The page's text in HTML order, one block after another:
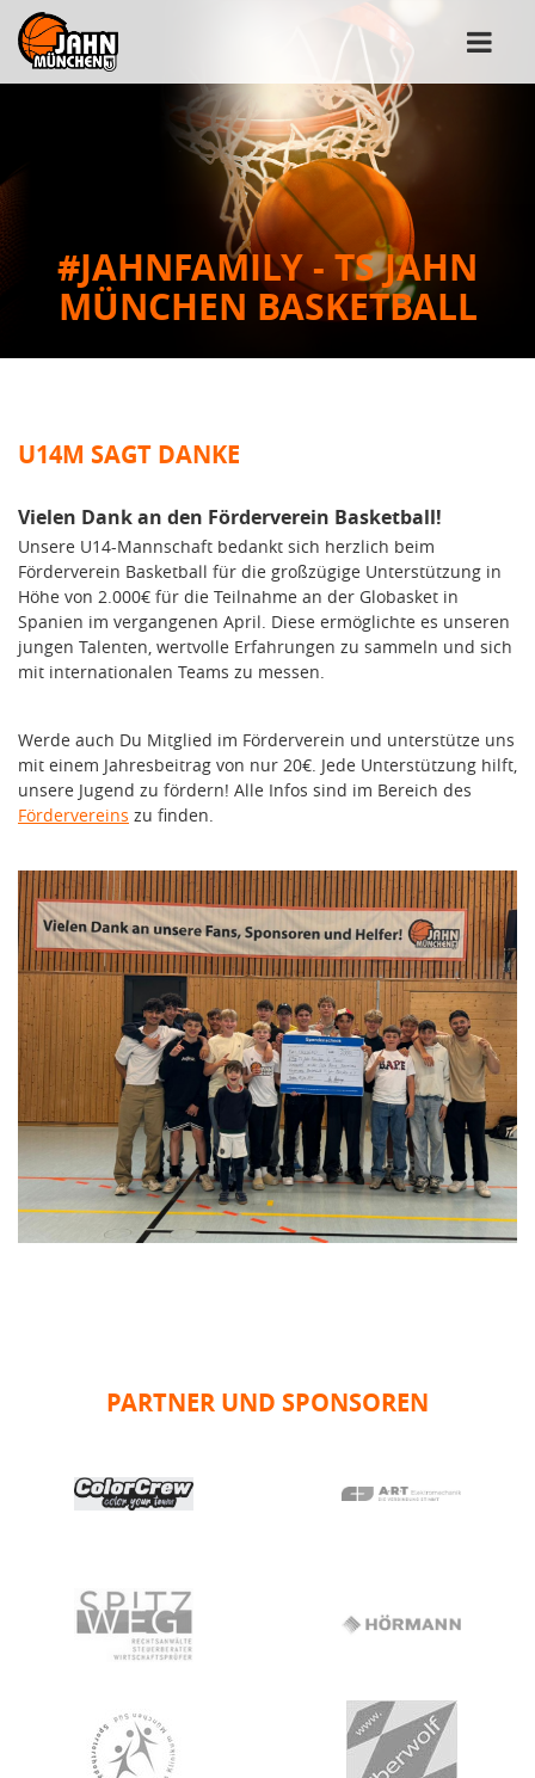
#JAHNFAMILY - TS JAHN
MÜNCHEN BASKETBALL
U14M SAGT DANKE
Vielen Dank an den Förderverein Basketball!
Unsere U14-Mannschaft bedankt sich herzlich beim
Förderverein Basketball für die großzügige Unterstützung in
Höhe von 2.000€ für die Teilnahme an der Globasket in
Spanien im vergangenen April. Diese ermöglichte es unseren
jungen Talenten, wertvolle Erfahrungen zu sammeln und sich
mit internationalen Teams zu messen.
Werde auch Du Mitglied im Förderverein und unterstütze uns
mit einem Jahresbeitrag von nur 20€. Jede Unterstützung hilft,
unsere Jugend zu fördern! Alle Infos sind im Bereich des
Fördervereins zu finden.
PARTNER UND SPONSOREN